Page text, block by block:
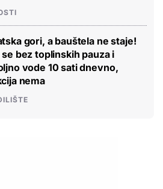
gori, a bauštela ne staje!
se bez toplinskih pauza i
vode 10 sati dnevno,
nema